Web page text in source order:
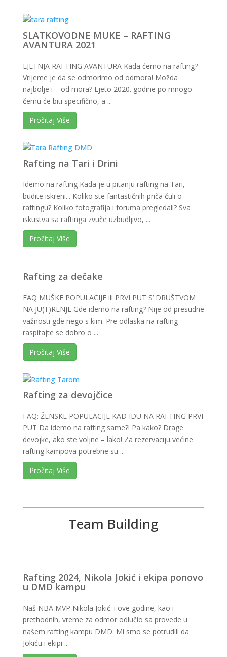
SLATKOVODNE MUKE – RAFTING
AVANTURA 2021
LJETNJA RAFTING AVANTURA Kada ćemo na rafting?
Vrijeme je da se odmorimo od odmora! Možda
najbolje i – od mora? Ljeto 2020. godine po mnogo
čemu će biti specifično, a ...
Pročitaj Više
Rafting na Tari i Drini
Idemo na rafting Kada je u pitanju rafting na Tari,
budite iskreni... Koliko ste fantastičnih priča čuli o
raftingu? Koliko fotografija i foruma pregledali? Sva
iskustva sa raftinga zvuče uzbudljivo, ...
Pročitaj Više
Rafting za dečake
FAQ MUŠKE POPULACIJE ili PRVI PUT S’ DRUŠTVOM
NA JU(T)RENJE Gde idemo na rafting? Nije od presudne
važnosti gde nego s kim. Pre odlaska na rafting
raspitajte se dobro o ...
Pročitaj Više
Rafting za devojčice
FAQ: ŽENSKE POPULACIJE KAD IDU NA RAFTING PRVI
PUT Da idemo na rafting same?! Pa kako? Drage
devojke, ako ste voljne – lako! Za rezervaciju većine
rafting kampova potrebne su ...
Pročitaj Više
Team Building
Rafting 2024, Nikola Jokić i ekipa ponovo
u DMD kampu
Naš NBA MVP Nikola Jokić. i ove godine, kao i
prethodnih, vreme za odmor odlučio sa provede u
našem rafting kampu DMD. Mi smo se potrudili da
Jokiću i ekipi ...